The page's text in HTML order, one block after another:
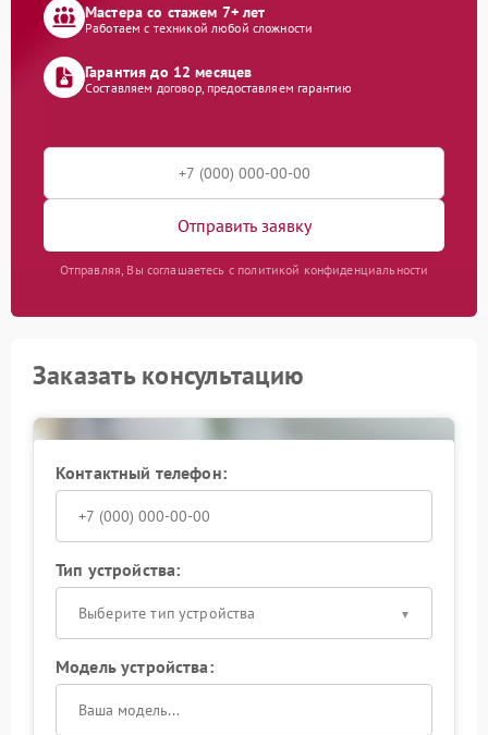
Мастера со стажем 7+ лет
Работаем с техникой любой сложности
Гарантия до 12 месяцев
Составляем договор, предоставляем гарантию
Отправить заявку
Отправляя, Вы соглашаетесь с политикой конфиденциальности
Заказать консультацию
Контактный телефон:
Тип устройства:
Выберите тип устройства
Модель устройства: